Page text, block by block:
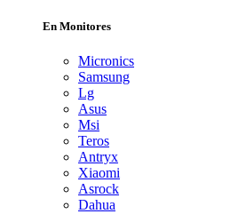
En Monitores
Micronics
Samsung
Lg
Asus
Msi
Teros
Antryx
Xiaomi
Asrock
Dahua